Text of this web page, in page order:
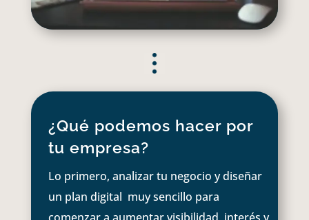
¿Qué podemos hacer por
tu empresa?
Lo primero, analizar tu negocio y diseñar
un plan digital muy sencillo para